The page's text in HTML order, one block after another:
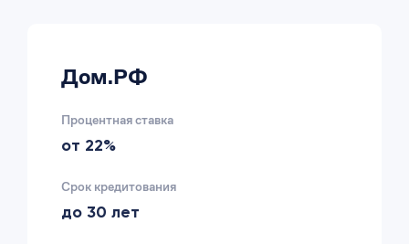
Дом.РФ
Процентная ставка
от 22%
Срок кредитования
до 30 лет